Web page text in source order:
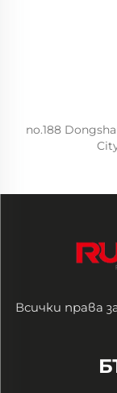
no.188
Всички права